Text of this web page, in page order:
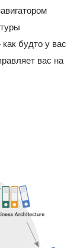
будто у вас
вас на